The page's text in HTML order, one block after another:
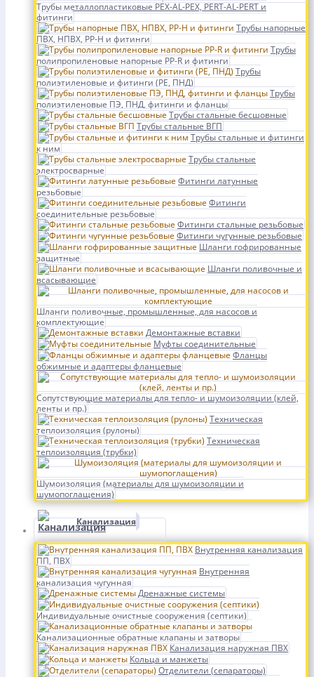
Трубы металлопластиковые PEX-AL-PEX, PERT-AL-PERT и
фитинги
Трубы напорные
ПВХ, НПВХ, PP-H и фитинги
Трубы
полипропиленовые напорные PP-R и фитинги
Трубы
полиэтиленовые и фитинги (PE, ПНД)
Трубы
полиэтиленовые ПЭ, ПНД, фитинги и фланцы
Трубы стальные бесшовные
Трубы стальные ВГП
Трубы стальные и фитинги
к ним
Трубы стальные
электросварные
Фитинги латунные
резьбовые
Фитинги
соединительные резьбовые
Фитинги стальные резьбовые
Фитинги чугунные резьбовые
Шланги гофрированные
защитные
Шланги поливочные и
всасывающие
Шланги поливочные, промышленные, для насосов и
комплектующие
Демонтажные вставки
Муфты соединительные
Фланцы
обжимные и адаптеры фланцевые
Сопутствующие материалы для тепло- и шумоизоляции (клей,
ленты и пр.)
Техническая
теплоизоляция (рулоны)
Техническая
теплоизоляция (трубки)
Шумоизоляция (материалы для шумоизоляции и
шумопоглащения)
Канализация
Внутренняя канализация
ПП, ПВХ
Внутренняя
канализация чугунная
Дренажные системы
Индивидуальные очистные сооружения (септики)
Канализационные обратные клапаны и затворы
Канализация наружная ПВХ
Кольца и манжеты
Отделители (сепараторы)